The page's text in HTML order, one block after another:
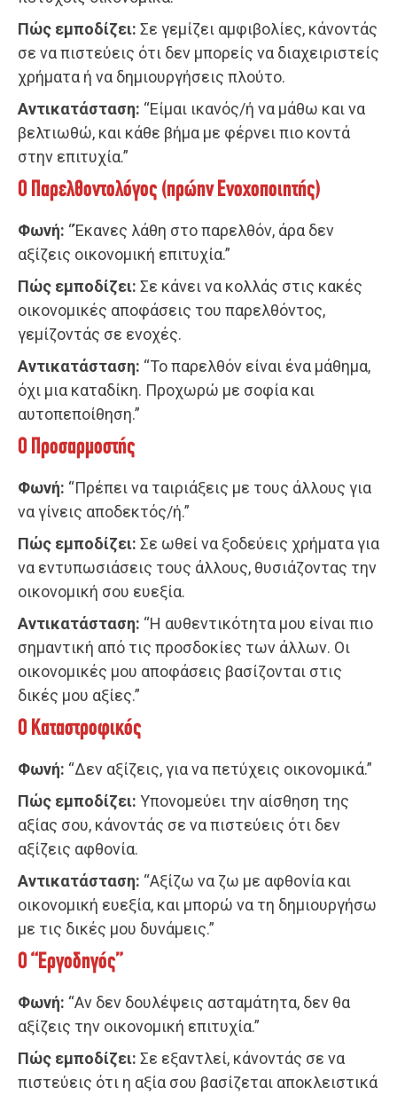
Πώς εμποδίζει: Σε γεμίζει αμφιβολίες, κάνοντάς
σε να πιστεύεις ότι δεν μπορείς να διαχειριστείς
χρήματα ή να δημιουργήσεις πλούτο.
Αντικατάσταση: “Είμαι ικανός/ή να μάθω και να
βελτιωθώ, και κάθε βήμα με φέρνει πιο κοντά
στην επιτυχία.”
Ο Παρελθοντολόγος (πρώην Ενοχοποιητής)
Φωνή: “Έκανες λάθη στο παρελθόν, άρα δεν
αξίζεις οικονομική επιτυχία.”
Πώς εμποδίζει: Σε κάνει να κολλάς στις κακές
οικονομικές αποφάσεις του παρελθόντος,
γεμίζοντάς σε ενοχές.
Αντικατάσταση: “Το παρελθόν είναι ένα μάθημα,
όχι μια καταδίκη. Προχωρώ με σοφία και
αυτοπεποίθηση.”
Ο Προσαρμοστής
Φωνή: “Πρέπει να ταιριάξεις με τους άλλους για
να γίνεις αποδεκτός/ή.”
Πώς εμποδίζει: Σε ωθεί να ξοδεύεις χρήματα για
να εντυπωσιάσεις τους άλλους, θυσιάζοντας την
οικονομική σου ευεξία.
Αντικατάσταση: “Η αυθεντικότητα μου είναι πιο
σημαντική από τις προσδοκίες των άλλων. Οι
οικονομικές μου αποφάσεις βασίζονται στις
δικές μου αξίες.”
Ο Καταστροφικός
Φωνή: “Δεν αξίζεις, για να πετύχεις οικονομικά.”
Πώς εμποδίζει: Υπονομεύει την αίσθηση της
αξίας σου, κάνοντάς σε να πιστεύεις ότι δεν
αξίζεις αφθονία.
Αντικατάσταση: “Αξίζω να ζω με αφθονία και
οικονομική ευεξία, και μπορώ να τη δημιουργήσω
με τις δικές μου δυνάμεις.”
Ο “Εργοδηγός”
Φωνή: “Αν δεν δουλέψεις ασταμάτητα, δεν θα
αξίζεις την οικονομική επιτυχία.”
Πώς εμποδίζει: Σε εξαντλεί, κάνοντάς σε να
πιστεύεις ότι η αξία σου βασίζεται αποκλειστικά